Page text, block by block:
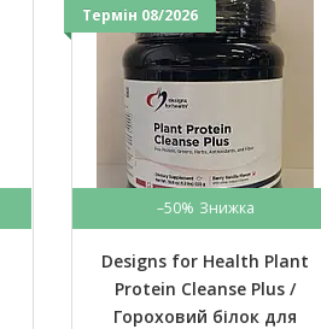
Термін 08/2026
–50%
Designs for Health Plant
Protein Cleanse Plus /
Гороховий білок для